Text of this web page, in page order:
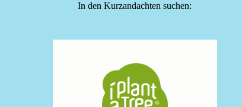
In den Kurzandachten suchen: